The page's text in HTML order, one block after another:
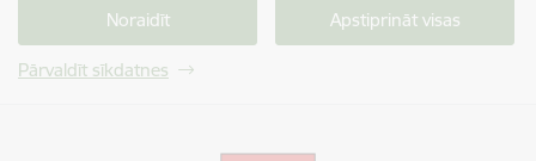
Noraidīt Apstiprināt visas
Pārvaldīt sīkdatnes